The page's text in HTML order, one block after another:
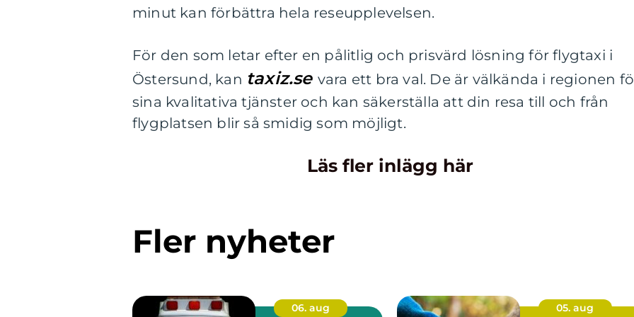
minut kan förbättra hela reseupplevelsen.
För den som letar efter en pålitlig och prisvärd lösning för flygtaxi i
Östersund, kan taxiz.se vara ett bra val. De är välkända i regionen
sina kvalitativa tjänster och kan säkerställa att din resa till och från
flygplatsen blir så smidig som möjligt.
Läs fler inlägg här
Fler nyheter
06. aug 05. aug